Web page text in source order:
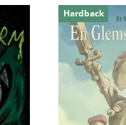
Hardback